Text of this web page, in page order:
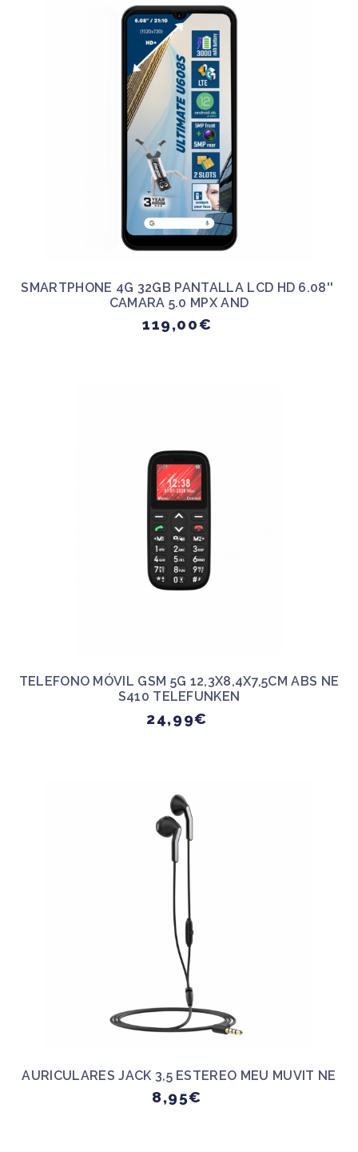
SMARTPHONE 4G 32GB PANTALLA LCD HD 6.08''
CAMARA 5.0 MPX AND
119,00€
TELEFONO MÓVIL GSM 5G 12,3X8,4X7,5CM ABS NE
S410 TELEFUNKEN
24,99€
AURICULARES JACK 3,5 ESTEREO MEU MUVIT NE
8,95€